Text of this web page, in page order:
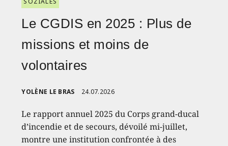
Le CGDIS en 2025 : Plus de
missions et moins de
volontaires
YOLÈNE LE BRAS 24.07.2026
Le rapport annuel 2025 du Corps grand-ducal
d’incendie et de secours, dévoilé mi-juillet,
montre une institution confrontée à des